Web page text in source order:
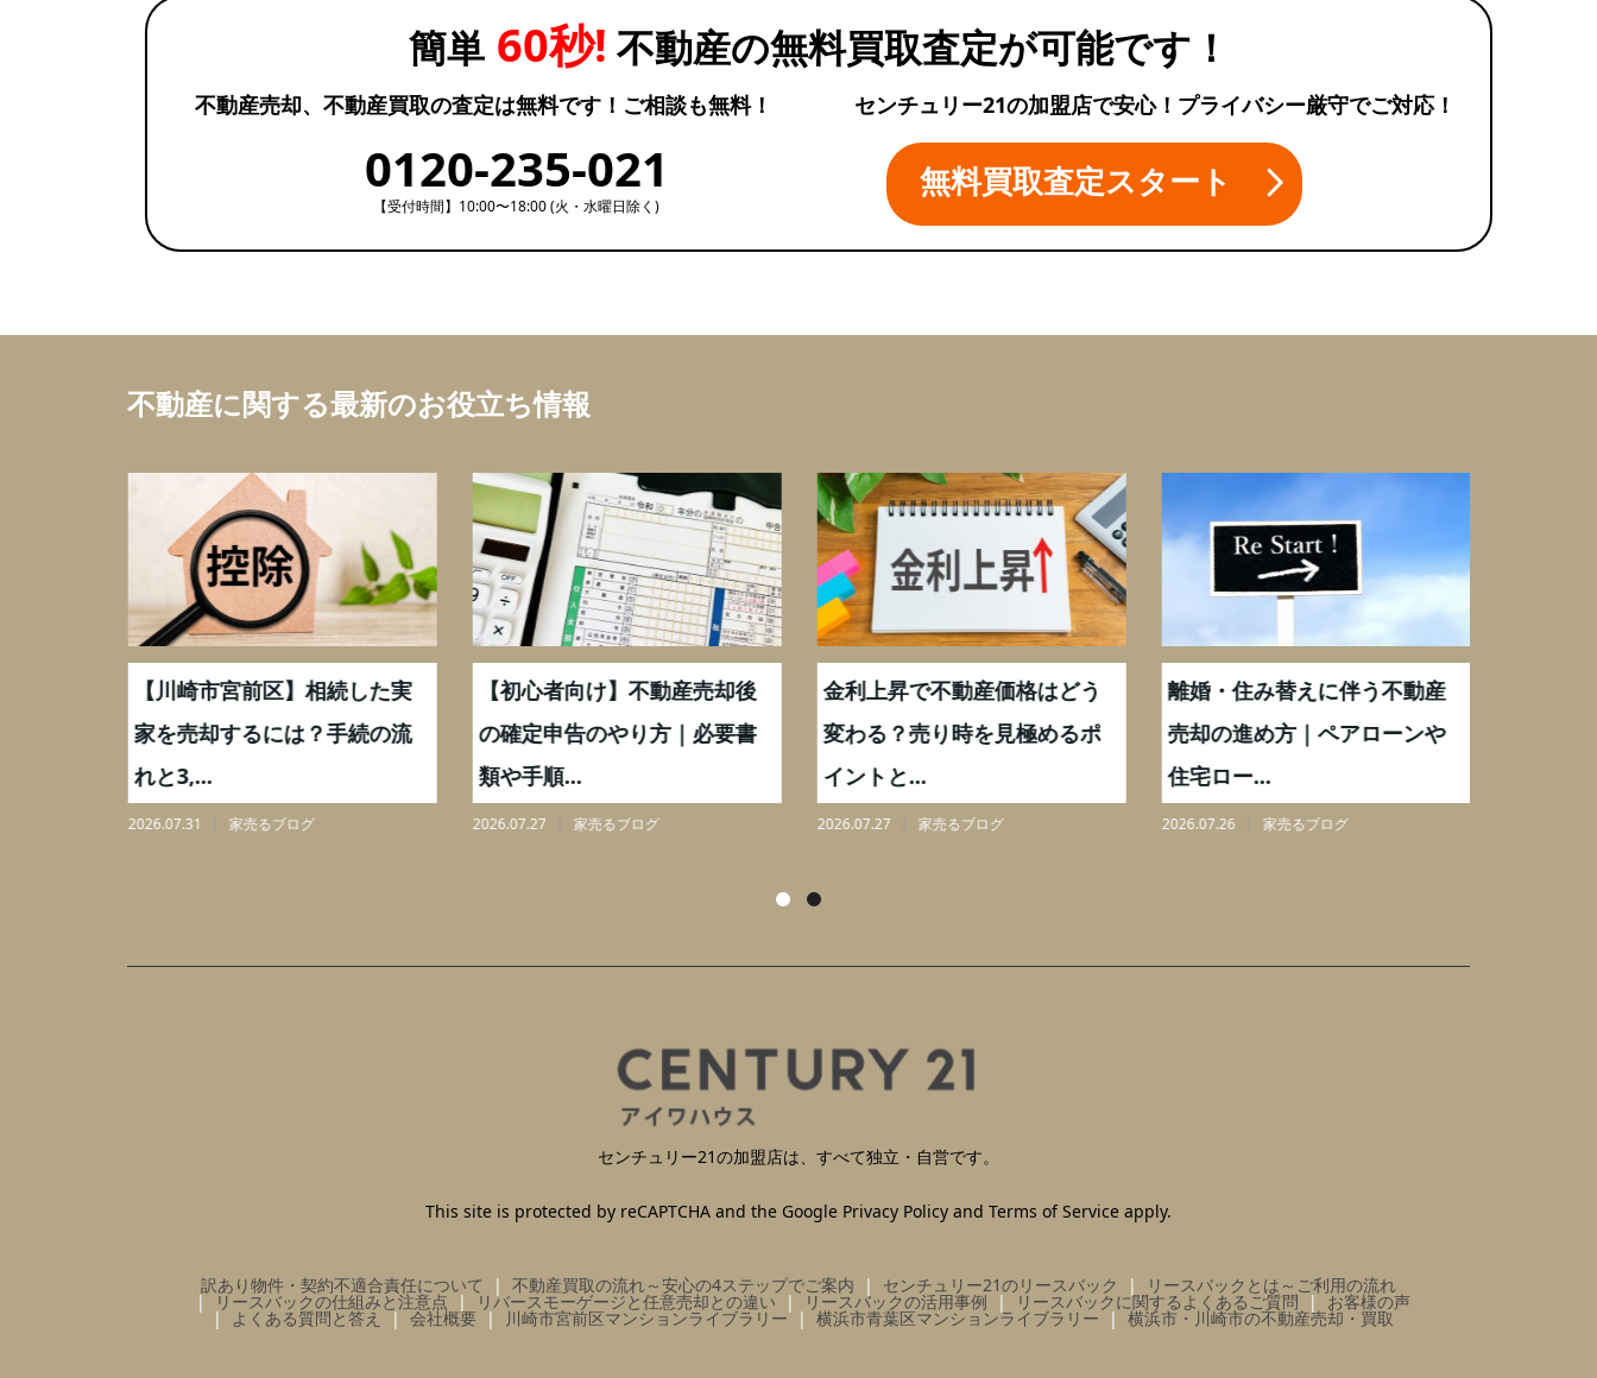
簡単60秒! 不動産の無料買取査定が可能です！
不動産売却、不動産買取の査定は無料です！ご相談も無料！ センチュリー21の加盟店で安心！プライバシー厳守でご対応！
0120-235-021
【受付時間】10:00〜18:00 (火・水曜日除く)
無料買取査定スタート
不動産に関する最新のお役立ち情報
【川崎市宮前区】相続した実
家を売却するには？手続の流
れと3,...
2026.07.31 家売るブログ
【初心者向け】不動産売却後
の確定申告のやり方｜必要書
類や手順...
2026.07.27 家売るブログ
金利上昇で不動産価格はどう
変わる？売り時を見極めるポ
イントと...
2026.07.27 家売るブログ
離婚・住み替えに伴う不動産
売却の進め方｜ペアローンや
住宅ロー...
2026.07.26 家売るブログ
センチュリー21の加盟店は、すべて独立・自営です。
This site is protected by reCAPTCHA and the Google Privacy Policy and Terms of Service apply.
訳あり物件・契約不適合責任について 不動産買取の流れ～安心の4ステップでご案内 センチュリー21のリースバック リースバックとは～ご利用の流れ
リースバックの仕組みと注意点 リバースモーゲージと任意売却との違い リースバックの活用事例 リースバックに関するよくあるご質問 お客様の声
よくある質問と答え 会社概要 川崎市宮前区マンションライブラリー 横浜市青葉区マンションライブラリー 横浜市・川崎市の不動産売却・買取